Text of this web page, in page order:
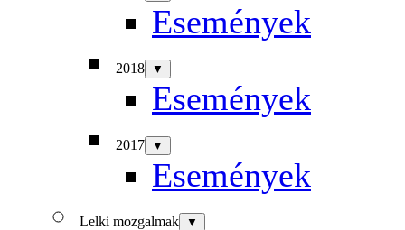
Események
2018 ▼
Események
2017 ▼
Események
Lelki mozgalmak ▼